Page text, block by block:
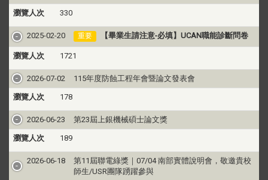
瀏覽人次 330
2025-02-20 重要 【畢業生請注意-必填】UCAN職能診斷問卷
瀏覽人次 1721
2026-07-02 115年度防蝕工程年會暨論文發表會
瀏覽人次 178
2026-06-23 第23屆上銀機械碩士論文獎
瀏覽人次 189
2026-06-18
第11屆聯電綠獎｜07/04 南部實體說明會，敬邀貴校
師生/USR團隊踴躍參與